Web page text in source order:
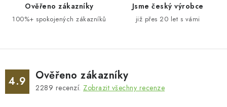
Ověřeno zákazníky
100%+ spokojených zákazníků
Jsme český výrobce
již přes 20 let s vámi
4.9 Ověřeno zákazníky
2289 recenzí. Zobrazit všechny recenze